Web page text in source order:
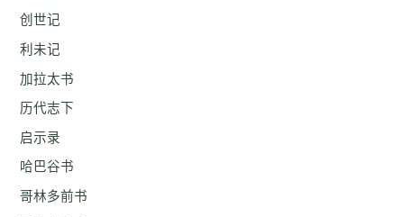
创世记
利未记
加拉太书
历代志下
启示录
哈巴谷书
哥林多前书